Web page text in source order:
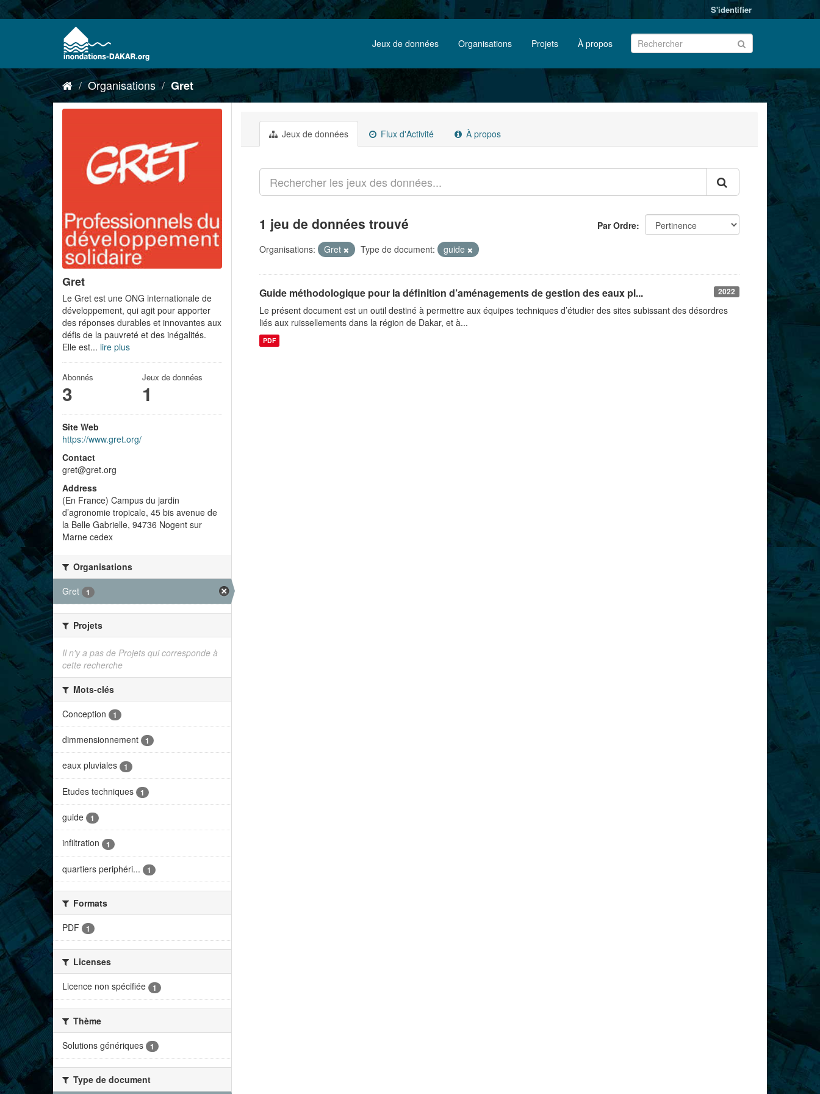
S'identifier
Jeux de données Organisations Projets À propos
Organisations Gret
Gret
Le Gret est une ONG internationale de
développement, qui agit pour apporter
des réponses durables et innovantes aux
défis de la pauvreté et des inégalités.
Elle est... lire plus
Abonnés
3
Jeux de données
1
Site Web
https://www.gret.org/
Contact
gret@gret.org
Address
(En France) Campus du jardin
d’agronomie tropicale, 45 bis avenue de
la Belle Gabrielle, 94736 Nogent sur
Marne cedex
Organisations
Gret
1
Projets
Il n'y a pas de Projets qui corresponde à
cette recherche
Mots-clés
Conception
1
dimmensionnement 1
eaux pluviales 1
Etudes techniques 1
guide 1
infiltration 1
quartiers periphéri... 1
Formats
PDF
1
Licenses
Licence non spécifiée
1
Thème
Solutions génériques
1
Type de document
Jeux de données Flux d'Activité À propos
Par Ordre
1 jeu de données trouvé
Organisations: Gret Type de document: guide
2022
Guide méthodologique pour la définition d’aménagements de gestion des eaux pl...
Le présent document est un outil destiné à permettre aux équipes techniques d’étudier des sites subissant des désordres
liés aux ruissellements dans la région de Dakar, et à...
PDF